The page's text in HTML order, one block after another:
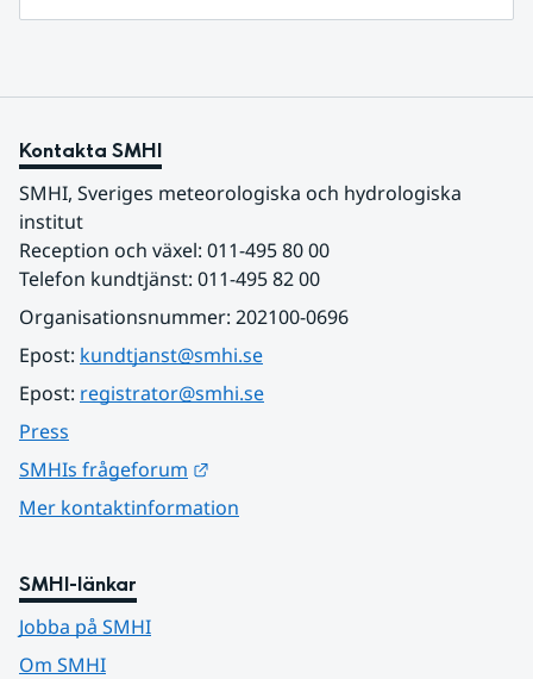
Kontakta SMHI
SMHI, Sveriges meteorologiska och hydrologiska
institut
Reception och växel: 011-495 80 00
Telefon kundtjänst: 011-495 82 00
Organisationsnummer: 202100-0696
Epost: kundtjanst@smhi.se
Epost: registrator@smhi.se
Press
SMHIs frågeforum
Mer kontaktinformation
SMHI-länkar
Jobba på SMHI
Om SMHI